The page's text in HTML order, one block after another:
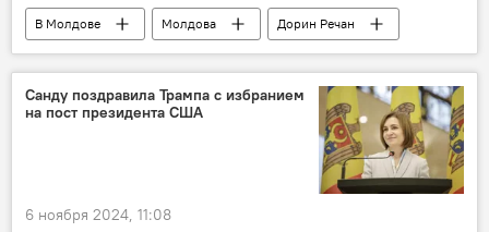
В Молдове Молдова
Дорин Речан
правительство Молдовы
Санду поздравила Трампа с избранием
на пост президента США
6 ноября 2024, 11:08